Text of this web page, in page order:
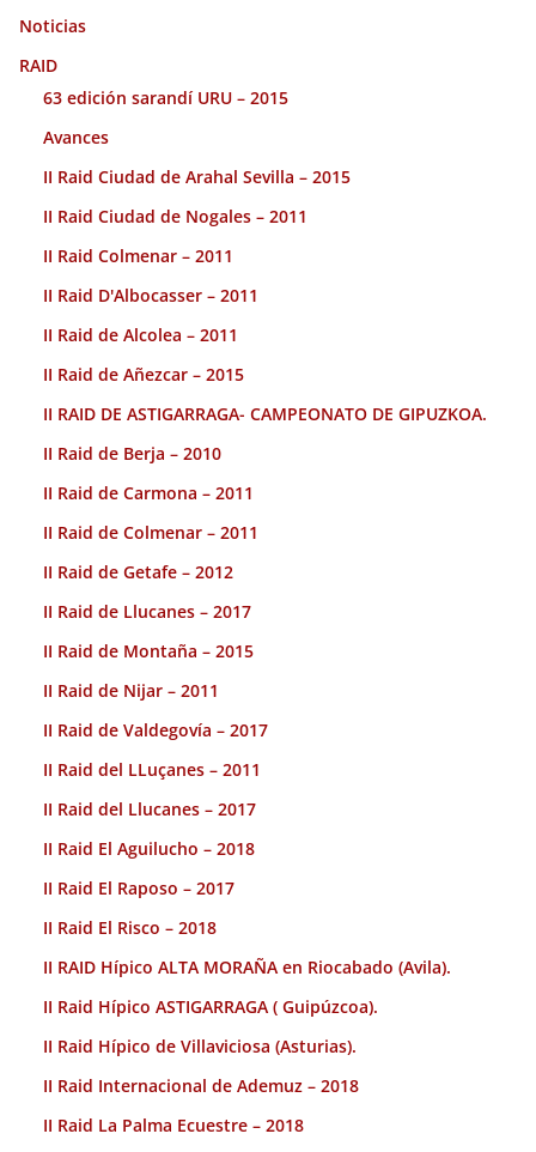
Noticias
RAID
63 edición sarandí URU – 2015
Avances
II Raid Ciudad de Arahal Sevilla – 2015
II Raid Ciudad de Nogales – 2011
II Raid Colmenar – 2011
II Raid D'Albocasser – 2011
II Raid de Alcolea – 2011
II Raid de Añezcar – 2015
II RAID DE ASTIGARRAGA- CAMPEONATO DE GIPUZKOA.
II Raid de Berja – 2010
II Raid de Carmona – 2011
II Raid de Colmenar – 2011
II Raid de Getafe – 2012
II Raid de Llucanes – 2017
II Raid de Montaña – 2015
II Raid de Nijar – 2011
II Raid de Valdegovía – 2017
II Raid del LLuçanes – 2011
II Raid del Llucanes – 2017
II Raid El Aguilucho – 2018
II Raid El Raposo – 2017
II Raid El Risco – 2018
II RAID Hípico ALTA MORAÑA en Riocabado (Avila).
II Raid Hípico ASTIGARRAGA ( Guipúzcoa).
II Raid Hípico de Villaviciosa (Asturias).
II Raid Internacional de Ademuz – 2018
II Raid La Palma Ecuestre – 2018